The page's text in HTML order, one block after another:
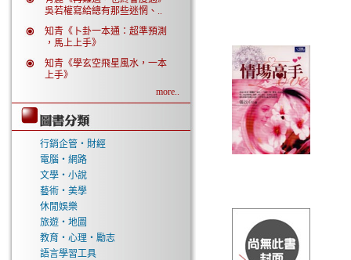
吳若權寫給總有那些迷惘、..
知青《卜卦一本通：超準預測
，馬上上手》
知青《學玄空飛星風水，一本
上手》
more..
行銷企管‧財經
電腦‧網路
文學‧小說
藝術‧美學
休閒娛樂
旅遊‧地圖
教育‧心理‧勵志
語言學習工具